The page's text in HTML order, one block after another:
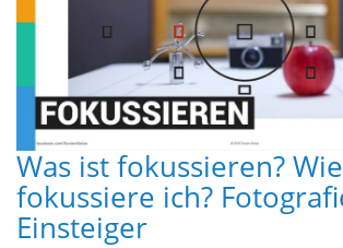
Was ist fokussieren? Wie
fokussiere ich?
Einsteiger